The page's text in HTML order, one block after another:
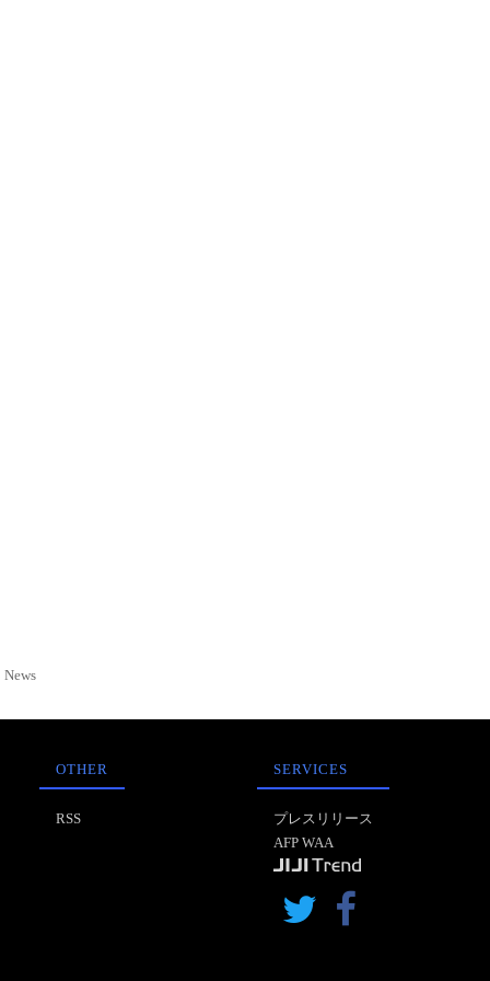
OTHER
RSS
SERVICES
プレスリリース
AFP WAA